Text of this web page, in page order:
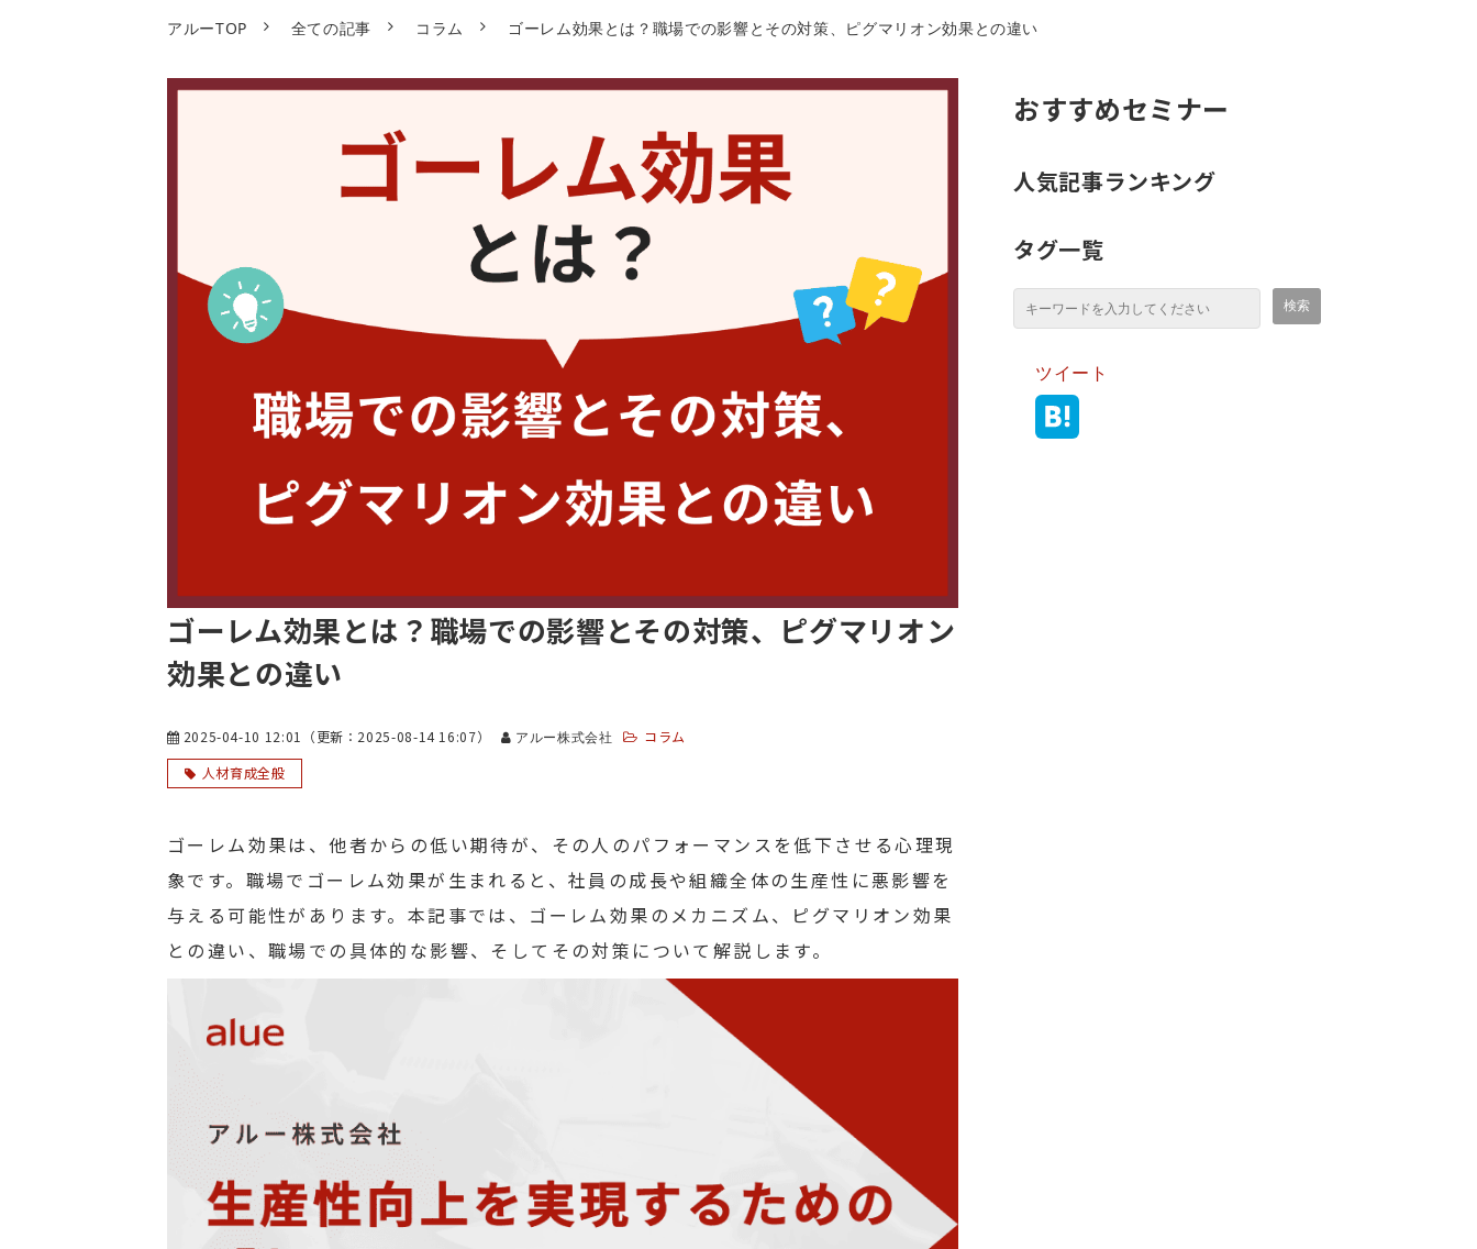
アルーTOP 全ての記事 コラム ゴーレム効果とは？職場での影響とその対策、ピグマリオン効果との違い
ゴーレム効果とは？職場での影響とその対策、ピグマリオン
効果との違い
2025-04-10 12:01 （更新： 2025-08-14 16:07） アルー株式会社
コラム
人材育成全般
ゴーレム効果は、他者からの低い期待が、その人のパフォーマンスを低下させる心理現
象です。職場でゴーレム効果が生まれると、社員の成長や組織全体の生産性に悪影響を
与える可能性があります。本記事では、ゴーレム効果のメカニズム、ピグマリオン効果
との違い、職場での具体的な影響、そしてその対策について解説します。
おすすめセミナー
人気記事ランキング
タグ一覧
ツイート